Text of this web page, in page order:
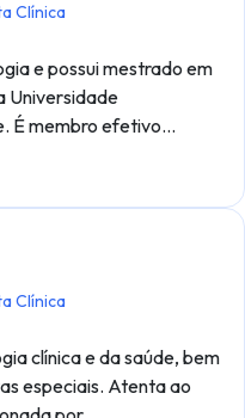
Clínica
e possui mestrado em
Universidade
É membro efetivo…
Clínica
clínica e da saúde, bem
especiais. Atenta ao